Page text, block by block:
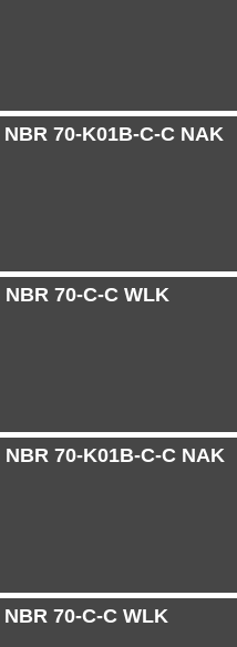
70-K01B-C-C NAK
70-C-C WLK
70-K01B-C-C NAK
70-C-C WLK